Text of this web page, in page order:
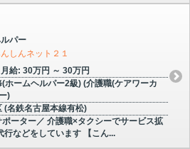
パー
しんネット２１
月給: 30万円 ～ 30万円
ホームヘルパー2級) (介護職(ケアワーカ
)
(名鉄名古屋本線有松)
ーター／ 介護職×タクシーでサービス拡
行などをしています 【こん...